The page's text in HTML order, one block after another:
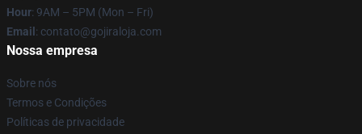
Hour: 9AM – 5PM (Mon – Fri)
Email : contato@gojiraloja.com
Nossa empresa
Sobre nós
Termos e Condições
Políticas de privacidade